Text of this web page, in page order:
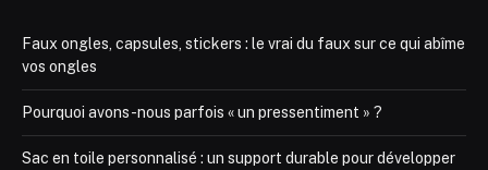
Faux ongles, capsules, stickers : le vrai du faux sur ce qui abîme
vos ongles
Pourquoi avons-nous parfois « un pressentiment » ?
Sac en toile personnalisé : un support durable pour développer